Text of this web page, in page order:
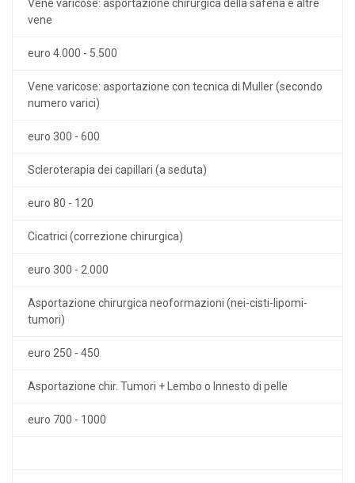
Vene varicose: asportazione chirurgica della safena e altre
vene
euro 4.000 - 5.500
Vene varicose: asportazione con tecnica di Muller (secondo
numero varici)
euro 300 - 600
Scleroterapia dei capillari (a seduta)
euro 80 - 120
Cicatrici (correzione chirurgica)
euro 300 - 2.000
Asportazione chirurgica neoformazioni (nei-cisti-lipomi-
tumori)
euro 250 - 450
Asportazione chir. Tumori + Lembo o Innesto di pelle
euro 700 - 1000